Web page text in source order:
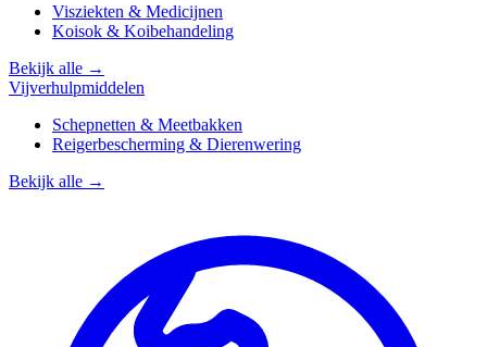
Visziekten & Medicijnen
Koisok & Koibehandeling
Bekijk alle →
Vijverhulpmiddelen
Schepnetten & Meetbakken
Reigerbescherming & Dierenwering
Bekijk alle →